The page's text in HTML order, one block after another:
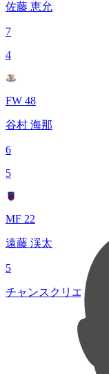
佐藤 恵允
7
4
FW 48
谷村 海那
6
5
MF 22
遠藤 渓太
5
チャンスクリエイト